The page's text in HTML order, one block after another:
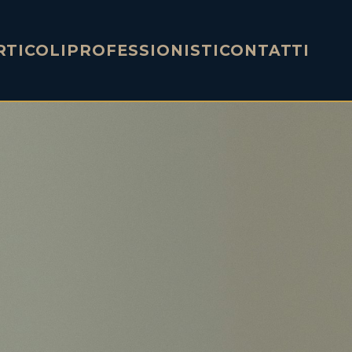
PROFESSIONISTICONTATTI